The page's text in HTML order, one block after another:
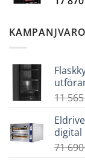
11
digital
71